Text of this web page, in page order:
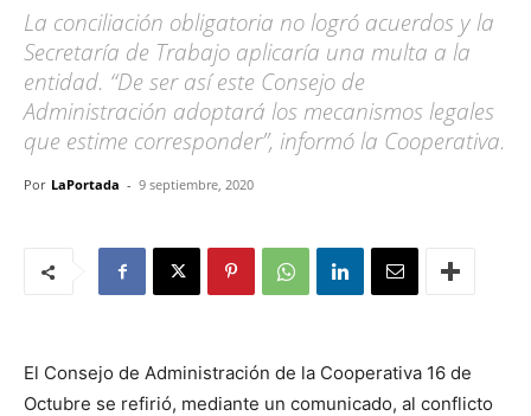
La conciliación obligatoria no logró acuerdos y la
Secretaría de Trabajo aplicaría una multa a la
entidad. “De ser así este Consejo de
Administración adoptará los mecanismos legales
que estime corresponder”, informó la Cooperativa.
Por LaPortada - 9 septiembre, 2020
El Consejo de Administración de la Cooperativa 16 de
Octubre se refirió, mediante un comunicado, al conflicto